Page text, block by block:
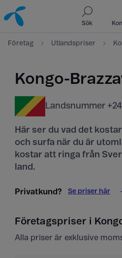
Till innehåll
Till sök
Sök
Företag Utlandspriser
Kongo-
Landsnummer
Här ser du vad det
och surfa när du är
kostar att ringa från
land.
Privatkund? Se priser här
Företagspriser i
Alla priser är exklusive